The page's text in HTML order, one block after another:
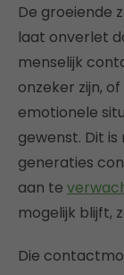
De groeiende
laat onverlet
menselijk
onzeker zijn,
emotionele
gewenst. Dit
generaties
aan te
mogelijk blijft,
Die